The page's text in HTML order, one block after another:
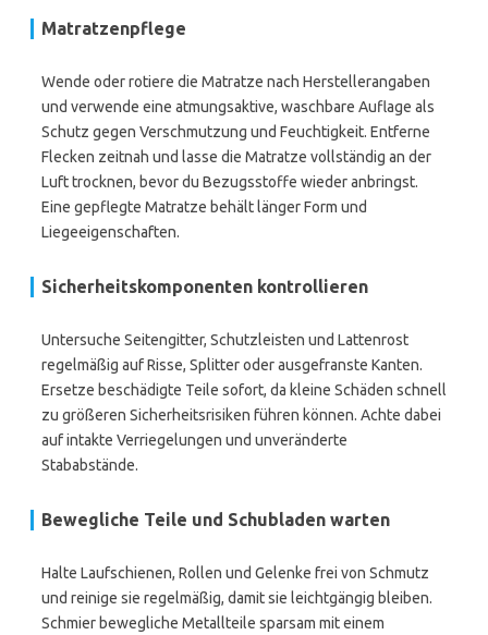
Matratzenpflege
Wende oder rotiere die Matratze nach Herstellerangaben
und verwende eine atmungsaktive, waschbare Auflage als
Schutz gegen Verschmutzung und Feuchtigkeit. Entferne
Flecken zeitnah und lasse die Matratze vollständig an der
Luft trocknen, bevor du Bezugsstoffe wieder anbringst.
Eine gepflegte Matratze behält länger Form und
Liegeeigenschaften.
Sicherheitskomponenten kontrollieren
Untersuche Seitengitter, Schutzleisten und Lattenrost
regelmäßig auf Risse, Splitter oder ausgefranste Kanten.
Ersetze beschädigte Teile sofort, da kleine Schäden schnell
zu größeren Sicherheitsrisiken führen können. Achte dabei
auf intakte Verriegelungen und unveränderte
Stababstände.
Bewegliche Teile und Schubladen warten
Halte Laufschienen, Rollen und Gelenke frei von Schmutz
und reinige sie regelmäßig, damit sie leichtgängig bleiben.
Schmier bewegliche Metallteile sparsam mit einem